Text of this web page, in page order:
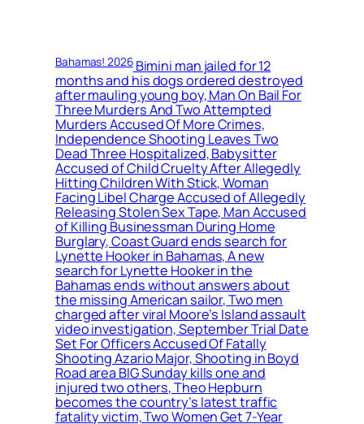
Bahamas! 2026Bimini man jailed for 12
months and his dogs ordered destroyed
after mauling young boy, Man On Bail For
Three Murders And Two Attempted
Murders Accused Of More Crimes,
Independence Shooting Leaves Two
Dead Three Hospitalized, Babysitter
Accused of Child Cruelty After Allegedly
Hitting Children With Stick, Woman
Facing Libel Charge Accused of Allegedly
Releasing Stolen Sex Tape, Man Accused
of Killing Businessman During Home
Burglary, Coast Guard ends search for
Lynette Hooker in Bahamas, A new
search for Lynette Hooker in the
Bahamas ends without answers about
the missing American sailor, Two men
charged after viral Moore’s Island assault
video investigation, September Trial Date
Set For Officers Accused Of Fatally
Shooting Azario Major, Shooting in Boyd
Road area BIG Sunday kills one and
injured two others, Theo Hepburn
becomes the country’s latest traffic
fatality victim, Two Women Get 7-Year